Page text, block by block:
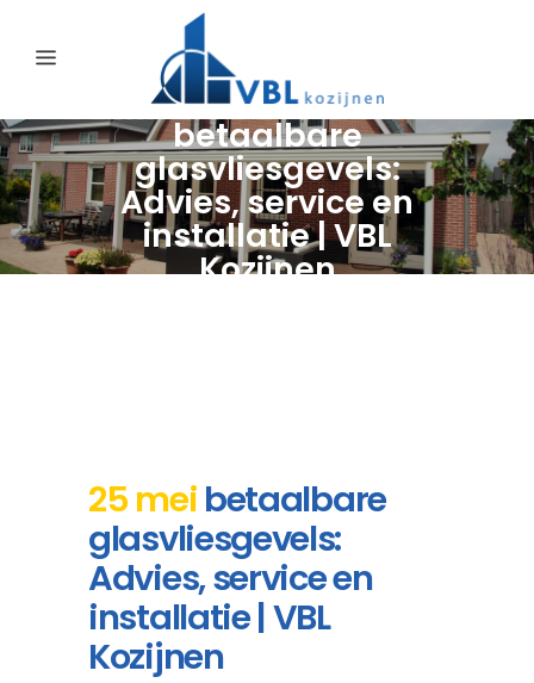
betaalbare
glasvliesgevels:
Advies, service en
installatie | VBL
Kozijnen
25 mei betaalbare
glasvliesgevels:
Advies, service en
installatie | VBL
Kozijnen